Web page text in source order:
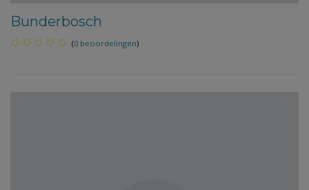
Bunderbosch
(0 beoordelingen)